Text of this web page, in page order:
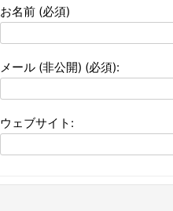
お名前 (必須)
メール (非公開) (必須):
ウェブサイト: